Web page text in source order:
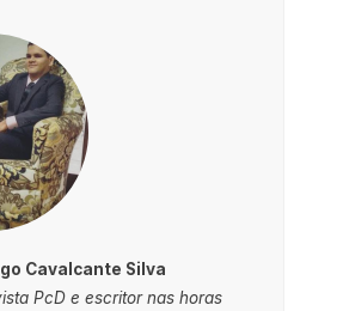
Cavalcante Silva
PcD e escritor nas horas